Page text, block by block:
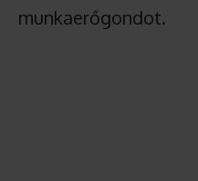
munkaerőgondot.